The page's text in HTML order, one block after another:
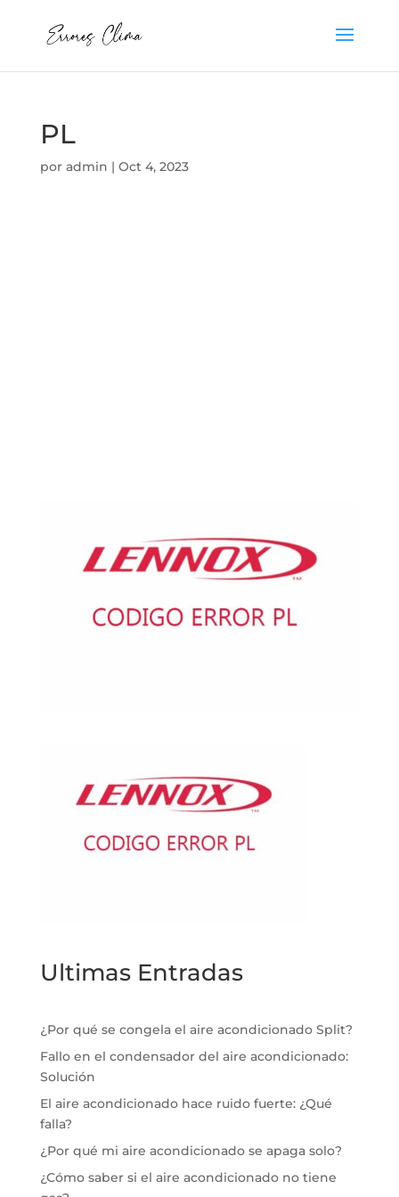
PL
por admin | Oct 4, 2023
Ultimas Entradas
¿Por qué se congela el aire acondicionado Split?
Fallo en el condensador del aire acondicionado:
Solución
El aire acondicionado hace ruido fuerte: ¿Qué
falla?
¿Por qué mi aire acondicionado se apaga solo?
¿Cómo saber si el aire acondicionado no tiene